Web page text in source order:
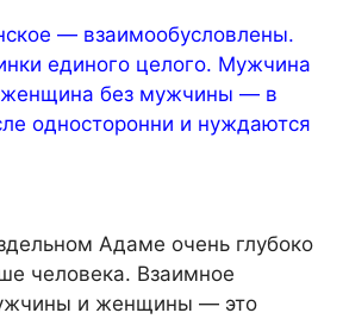
— взаимообусловлены.
единого целого. Мужчина
без мужчины — в
односторонни и нуждаются
Адаме очень глубоко
человека. Взаимное
и женщины — это